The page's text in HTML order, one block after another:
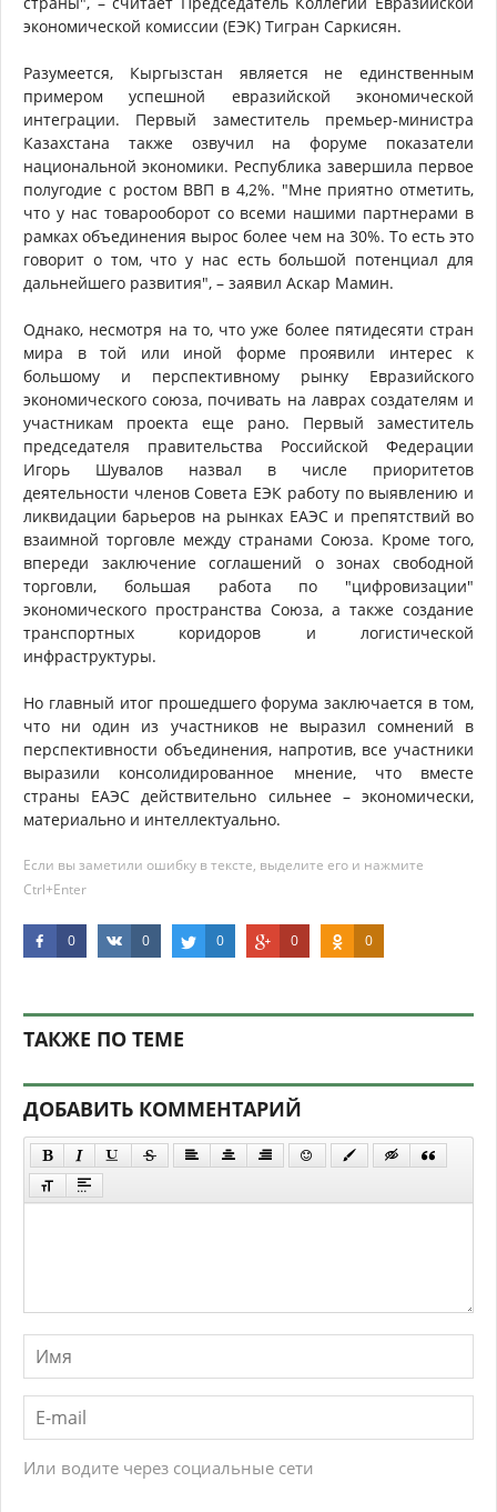
экономической комиссии (ЕЭК) Тигран Саркисян.
Разумеется, Кыргызстан является не единственным
примером успешной евразийской экономической
интеграции. Первый заместитель премьер-министра
Казахстана также озвучил на форуме показатели
национальной экономики. Республика завершила первое
полугодие с ростом ВВП в 4,2%. "Мне приятно отметить,
что у нас товарооборот со всеми нашими партнерами в
рамках объединения вырос более чем на 30%. То есть это
говорит о том, что у нас есть большой потенциал для
дальнейшего развития", – заявил Аскар Мамин.
Однако, несмотря на то, что уже более пятидесяти стран
мира в той или иной форме проявили интерес к
большому и перспективному рынку Евразийского
экономического союза, почивать на лаврах создателям и
участникам проекта еще рано. Первый заместитель
председателя правительства Российской Федерации
Игорь Шувалов назвал в числе приоритетов
деятельности членов Совета ЕЭК работу по выявлению и
ликвидации барьеров на рынках ЕАЭС и препятствий во
взаимной торговле между странами Союза. Кроме того,
впереди заключение соглашений о зонах свободной
торговли, большая работа по "цифровизации"
экономического пространства Союза, а также создание
транспортных коридоров и логистической
инфраструктуры.
Но главный итог прошедшего форума заключается в том,
что ни один из участников не выразил сомнений в
перспективности объединения, напротив, все участники
выразили консолидированное мнение, что вместе
страны ЕАЭС действительно сильнее – экономически,
материально и интеллектуально.
Если вы заметили ошибку в тексте, выделите его и нажмите
Ctrl+Enter
0 0 0 0 0
ТАКЖЕ ПО ТЕМЕ
ДОБАВИТЬ КОММЕНТАРИЙ
Или водите через социальные сети